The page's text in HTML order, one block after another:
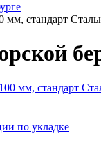
мм, стандарт
по укладке